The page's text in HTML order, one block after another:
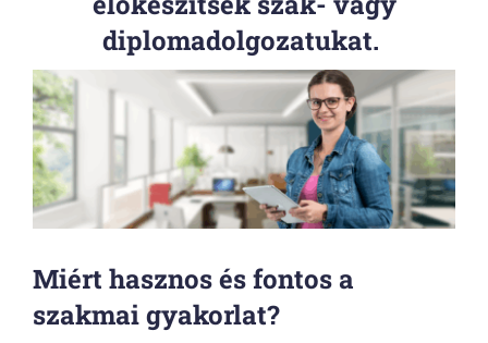
diplomadolgozatukat.
Miért hasznos és fontos a
szakmai gyakorlat?